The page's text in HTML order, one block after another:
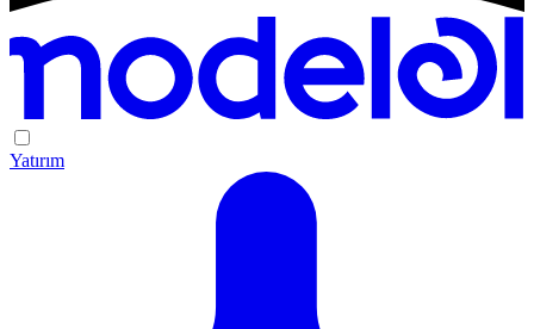
Yatırım